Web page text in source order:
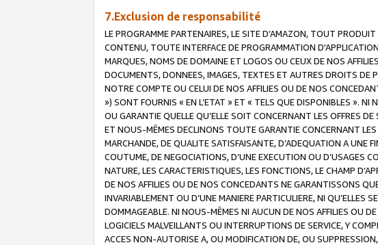
7.Exclusion de responsabilité
LE PROGRAMME PARTENAIRES, LE SITE D’AMAZON, TOUT
CONTENU, TOUTE INTERFACE DE PROGRAMMATION
MARQUES, NOMS DE DOMAINE ET LOGOS OU CEUX DE NOS
DOCUMENTS, DONNEES, IMAGES, TEXTES ET AUTRES DROITS DE
NOTRE COMPTE OU CELUI DE NOS AFFILIES OU DE NOS
») SONT FOURNIS « EN L’ETAT » ET « TELS QUE DISPONIBLES ».
OU GARANTIE QUELLE QU’ELLE SOIT CONCERNANT LES OFFRES
ET NOUS-MÊMES DECLINONS TOUTE GARANTIE CONCERNANT
MARCHANDE, DE QUALITE SATISFAISANTE, D’ADEQUATION A UNE
COUTUME, DE NEGOCIATIONS, D’UNE EXECUTION OU D’USAGES
NATURE, LES CARACTERISTIQUES, LES FONCTIONS, LE CHAMP
DE NOS AFFILIES OU DE NOS CONCEDANTS NE GARANTISSONS
INVARIABLEMENT OU D’UNE MANIERE PARTICULIERE, NI
DOMMAGEABLE. NI NOUS-MÊMES NI AUCUN DE NOS AFFILIES OU
LOGICIELS MALVEILLANTS OU INTERRUPTIONS DE SERVICE, Y
ACCES NON-AUTORISE A, OU MODIFICATION DE, OU